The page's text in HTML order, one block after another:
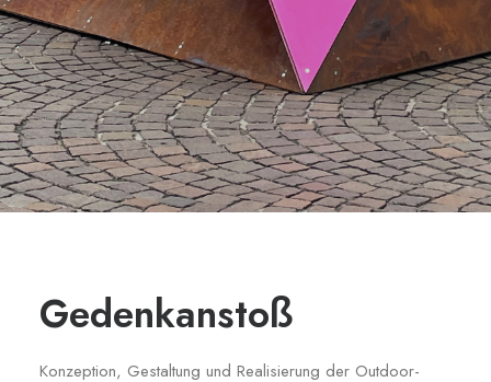
Gedenkanstoß
Konzeption, Gestaltung und Realisierung der Outdoor-